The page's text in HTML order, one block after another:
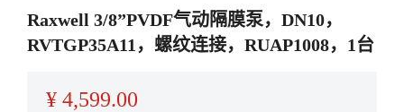
Raxwell 3/8”PVDF气动隔膜泵，DN10，
RVTGP35A11，螺纹连接，RUAP1008，1台
¥ 4,599.00